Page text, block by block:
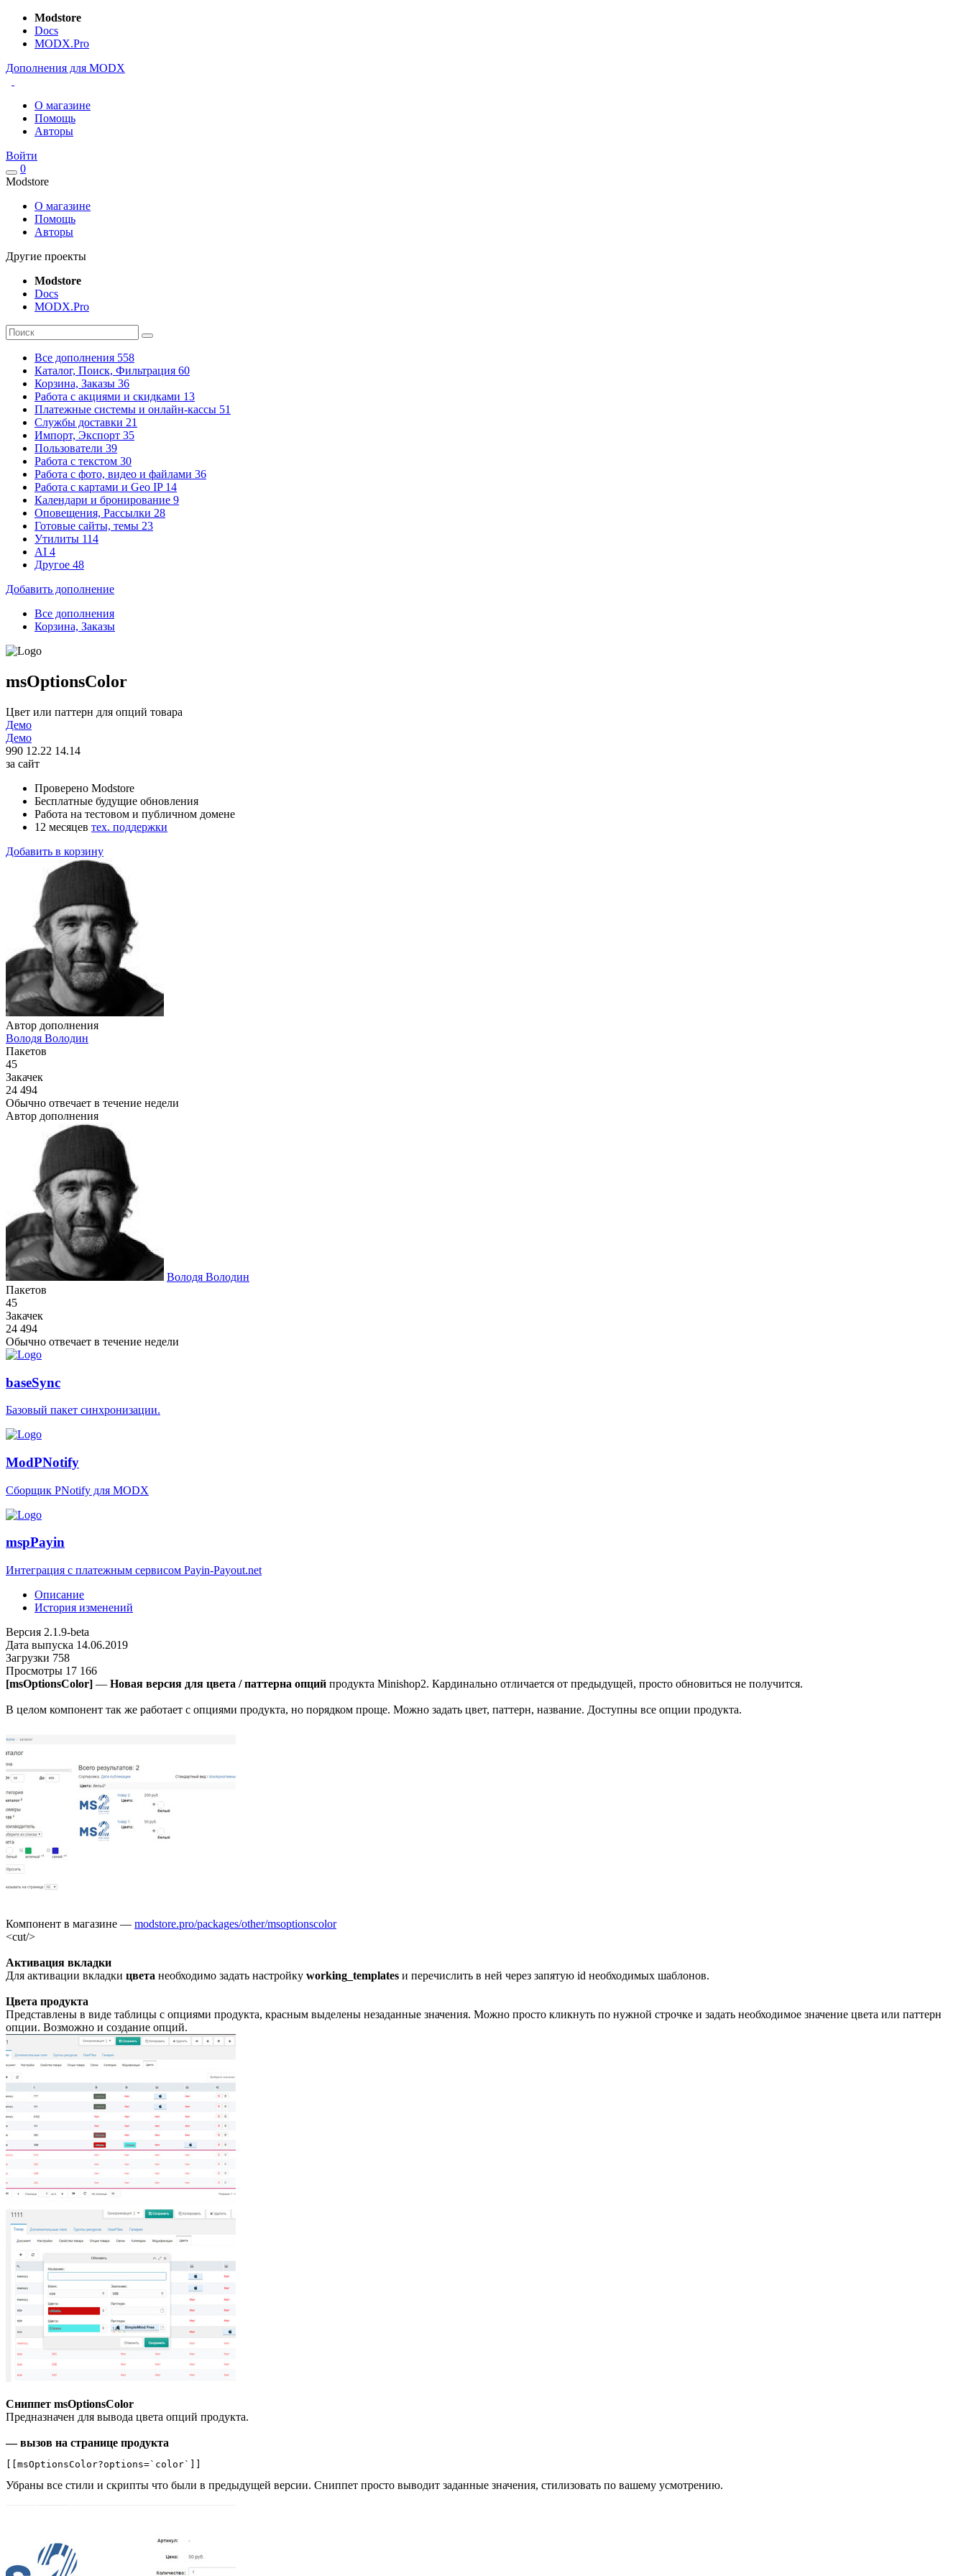
Modstore
Docs
MODX.Pro
Дополнения для MODX
О магазине
Помощь
Авторы
Войти
0
Modstore
О магазине
Помощь
Авторы
Другие проекты
Modstore
Docs
MODX.Pro
Все дополнения 558
Каталог, Поиск, Фильтрация 60
Корзина, Заказы 36
Работа с акциями и скидками 13
Платежные системы и онлайн-кассы 51
Службы доставки 21
Импорт, Экспорт 35
Пользователи 39
Работа с текстом 30
Работа с фото, видео и файлами 36
Работа с картами и Geo IP 14
Календари и бронирование 9
Оповещения, Рассылки 28
Готовые сайты, темы 23
Утилиты 114
AI 4
Другое 48
Добавить дополнение
Все дополнения
Корзина, Заказы
msOptionsColor
Цвет или паттерн для опций товара
Демо
Демо
990 12.22 14.14
за сайт
Проверено Modstore
Бесплатные будущие обновления
Работа на тестовом и публичном домене
12 месяцев тех. поддержки
Добавить в корзину
Автор дополнения
Володя Володин
Пакетов
45
Закачек
24 494
Обычно отвечает в течение недели
Автор дополнения
Володя Володин
Пакетов
45
Закачек
24 494
Обычно отвечает в течение недели
baseSync
Базовый пакет синхронизации.
ModPNotify
Сборщик PNotify для MODX
mspPayin
Интеграция с платежным сервисом Payin-Payout.net
Описание
История изменений
Версия 2.1.9-beta
Дата выпуска 14.06.2019
Загрузки 758
Просмотры 17 166
[msOptionsColor] — Новая версия для цвета / паттерна опций продукта Minishop2. Кардинально отличается от предыдущей, просто обновиться не получится.
В целом компонент так же работает с опциями продукта, но порядком проще. Можно задать цвет, паттерн, название. Доступны все опции продукта.
Компонент в магазине — modstore.pro/packages/other/msoptionscolor
<cut/>
Активация вкладки
Для активации вкладки цвета необходимо задать настройку working_templates и перечислить в ней через запятую id необходимых шаблонов.
Цвета продукта
Представлены в виде таблицы с опциями продукта, красным выделены незаданные значения. Можно просто кликнуть по нужной строчке и задать необходимое значение цвета или паттерн
опции. Возможно и создание опций.
Сниппет msOptionsColor
Предназначен для вывода цвета опций продукта.
— вызов на странице продукта
[[msOptionsColor?options=`color`]]
Убраны все стили и скрипты что были в предыдущей версии. Сниппет просто выводит заданные значения, стилизовать по вашему усмотрению.